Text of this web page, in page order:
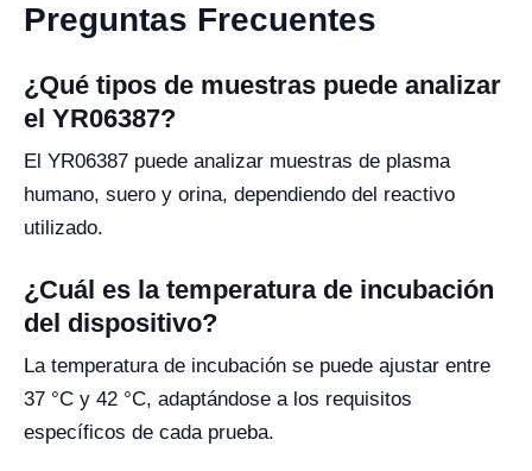
Preguntas Frecuentes
¿Qué tipos de muestras puede analizar
el YR06387?
El YR06387 puede analizar muestras de plasma
humano, suero y orina, dependiendo del reactivo
utilizado.
¿Cuál es la temperatura de incubación
del dispositivo?
La temperatura de incubación se puede ajustar entre
37 °C y 42 °C, adaptándose a los requisitos
específicos de cada prueba.